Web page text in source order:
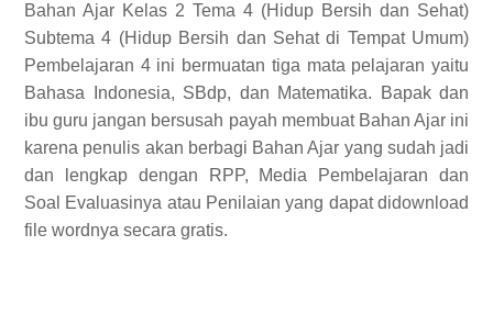
Bahan Ajar Kelas 2 Tema 4 (Hidup Bersih dan Sehat)
Subtema 4 (Hidup Bersih dan Sehat di Tempat Umum)
Pembelajaran 4 ini bermuatan tiga mata pelajaran yaitu
Bahasa Indonesia, SBdp, dan Matematika. Bapak dan
ibu guru jangan bersusah payah membuat Bahan Ajar ini
karena penulis akan berbagi Bahan Ajar yang sudah jadi
dan lengkap dengan RPP, Media Pembelajaran dan
Soal Evaluasinya atau Penilaian yang dapat didownload
file wordnya secara gratis.